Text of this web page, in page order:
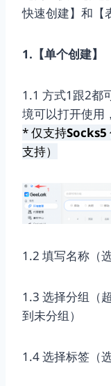
快速创建】和【
1.【单个创建】
1.1 方式1跟2都
境可以打开使用
* 仅支持Socks5
支持）
1.2 填写名称（
1.3 选择分组（
到未分组）
1.4 选择标签（